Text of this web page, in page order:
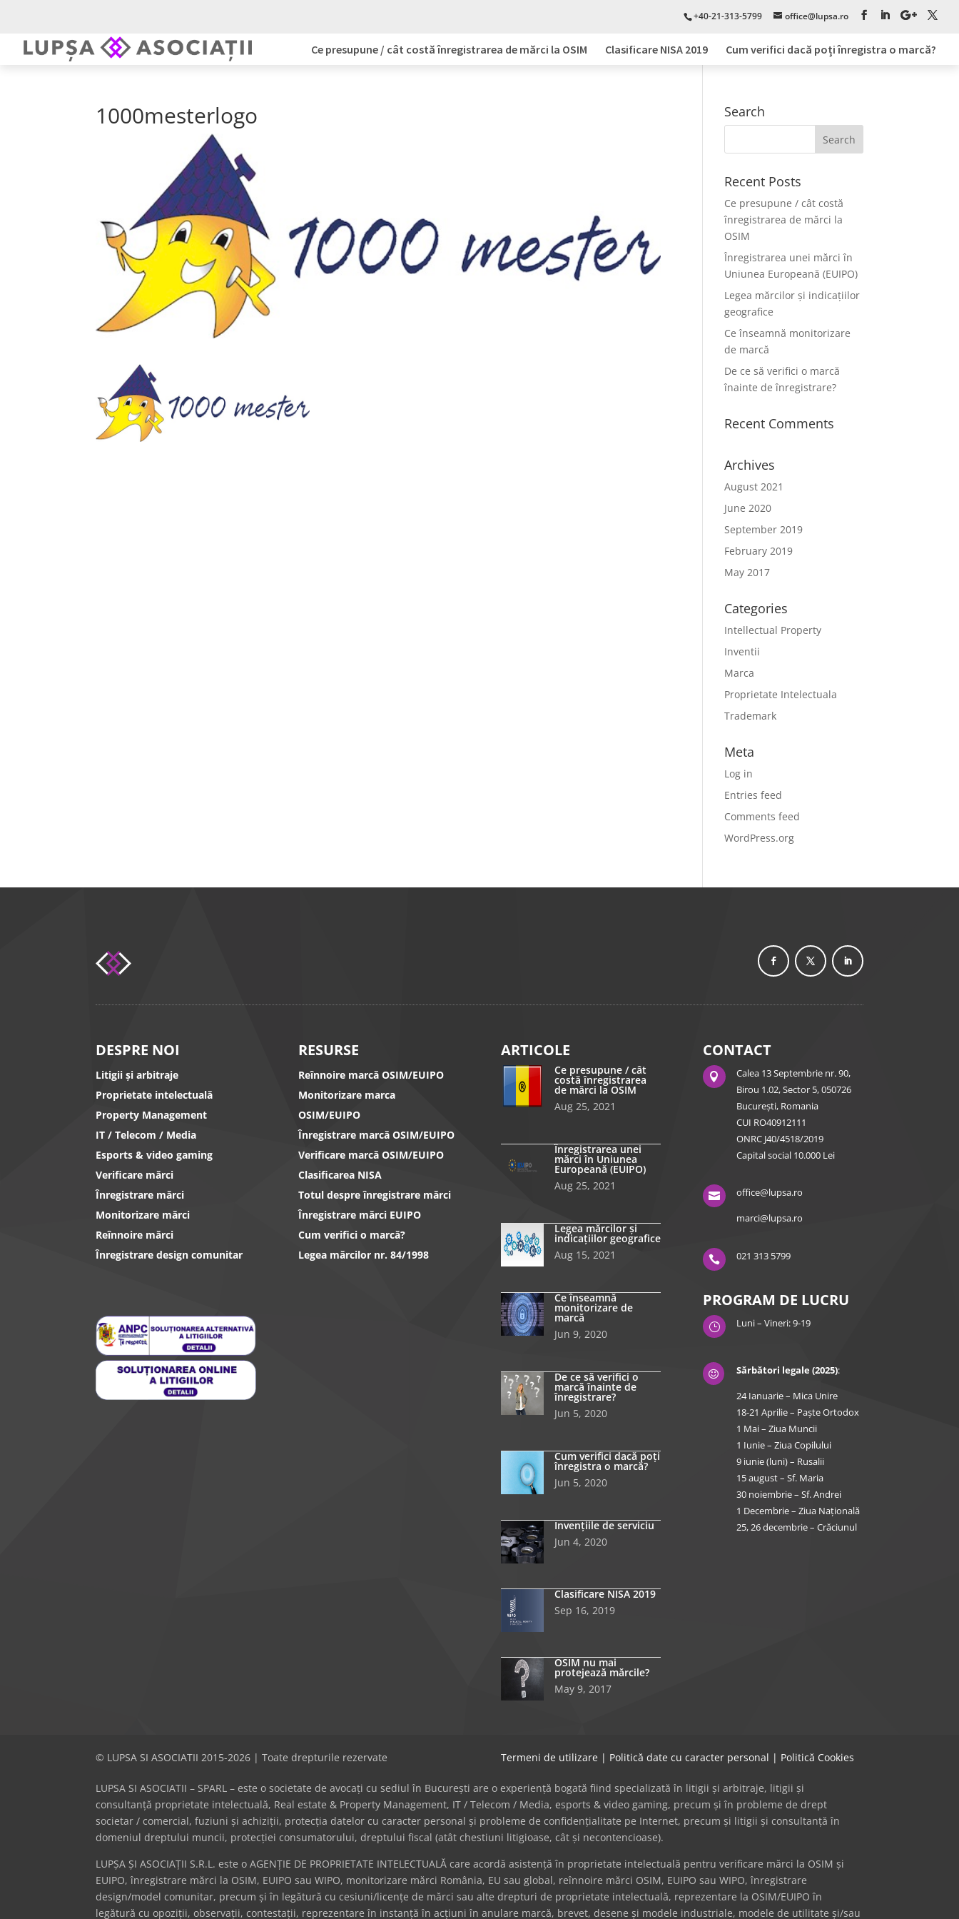
+40-21-313-5799 office@lupsa.ro
Ce presupune / cât costă înregistrarea de mărci la OSIM Clasificare NISA 2019 Cum verifici dacă poți înregistra o marcă?
1000mesterlogo Search
Recent Posts
Ce presupune / cât costă
înregistrarea de mărci la
OSIM
Înregistrarea unei mărci în
Uniunea Europeană (EUIPO)
Legea mărcilor și indicațiilor
geografice
Ce înseamnă monitorizare
de marcă
De ce să verifici o marcă
înainte de înregistrare?
Recent Comments
Archives
August 2021
June 2020
September 2019
February 2019
May 2017
Categories
Intellectual Property
Inventii
Marca
Proprietate Intelectuala
Trademark
Meta
Log in
Entries feed
Comments feed
WordPress.org
DESPRE NOI
Litigii și arbitraje
Proprietate intelectuală
Property Management
IT / Telecom / Media
Esports & video gaming
Verificare mărci
Înregistrare mărci
Monitorizare mărci
Reînnoire mărci
Înregistrare design comunitar
RESURSE
Reînnoire marcă OSIM/EUIPO
Monitorizare marca
OSIM/EUIPO
Înregistrare marcă OSIM/EUIPO
Verificare marcă OSIM/EUIPO
Clasificarea NISA
Totul despre înregistrare mărci
Înregistrare mărci EUIPO
Cum verifici o marcă?
Legea mărcilor nr. 84/1998
ARTICOLE
Ce presupune / cât
costă înregistrarea
de mărci la OSIM
Aug 25, 2021
Înregistrarea unei
mărci în Uniunea
Europeană (EUIPO)
Aug 25, 2021
Legea mărcilor și
indicațiilor geografice
Aug 15, 2021
Ce înseamnă
monitorizare de
marcă
Jun 9, 2020
De ce să verifici o
marcă înainte de
înregistrare?
Jun 5, 2020
Cum verifici dacă poți
înregistra o marcă?
Jun 5, 2020
Invențiile de serviciu
Jun 4, 2020
Clasificare NISA 2019
Sep 16, 2019
OSIM nu mai
protejează mărcile?
May 9, 2017
CONTACT

Calea 13 Septembrie nr. 90,
Birou 1.02, Sector 5, 050726
București, Romania
CUI RO40912111
ONRC J40/4518/2019
Capital social 10.000 Lei

office@lupsa.ro
marci@lupsa.ro
 021 313 5799
PROGRAM DE LUCRU
} Luni – Vineri: 9-19
 Sărbători legale (2025):
24 Ianuarie – Mica Unire
18-21 Aprilie – Paște Ortodox
1 Mai – Ziua Muncii
1 Iunie – Ziua Copilului
9 iunie (luni) – Rusalii
15 august – Sf. Maria
30 noiembrie – Sf. Andrei
1 Decembrie – Ziua Națională
25, 26 decembrie – Crăciunul
© LUPSA SI ASOCIATII 2015-2026 | Toate drepturile rezervate Termeni de utilizare | Politică date cu caracter personal | Politică Cookies
LUPSA SI ASOCIATII – SPARL – este o societate de avocați cu sediul în București are o experiență bogată fiind specializată în litigii și arbitraje, litigii și
consultanță proprietate intelectuală, Real estate & Property Management, IT / Telecom / Media, esports & video gaming, precum și în probleme de drept
societar / comercial, fuziuni și achiziții, protecția datelor cu caracter personal și probleme de confidențialitate pe Internet, precum și litigii și consultanță în
domeniul dreptului muncii, protecției consumatorului, dreptului fiscal (atât chestiuni litigioase, cât și necontencioase).
LUPȘA ȘI ASOCIAȚII S.R.L. este o AGENȚIE DE PROPRIETATE INTELECTUALĂ care acordă asistență în proprietate intelectuală pentru verificare mărci la OSIM și
EUIPO, înregistrare mărci la OSIM, EUIPO sau WIPO, monitorizare mărci România, EU sau global, reînnoire mărci OSIM, EUIPO sau WIPO, înregistrare
design/model comunitar, precum și în legătură cu cesiuni/licențe de mărci sau alte drepturi de proprietate intelectuală, reprezentare la OSIM/EUIPO în
legătură cu opoziții, observații, contestații, reprezentare în instanță în acțiuni în anulare marcă, brevet, desene și modele industriale, modele de utilitate și/sau